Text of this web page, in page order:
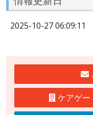
2025-10-27 06:09:11
ケアゲ